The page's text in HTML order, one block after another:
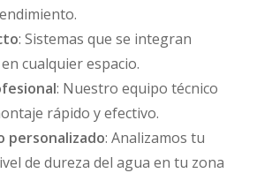
: Sistemas que se integran
cualquier espacio.
: Nuestro equipo técnico
rápido y efectivo.
personalizado: Analizamos tu
de dureza del agua en tu zona